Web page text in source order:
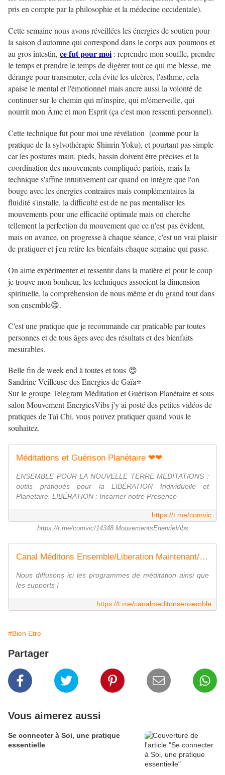
pris en compte par la philosophie et la médecine occidentale).
Cette semaine nous avons réveillées les énergies de soutien pour
la saison d'automne qui correspond dans le corps aux poumons et
au gros intestin, ce fut pour moi : reprendre mon souffle, prendre
le temps et prendre le temps de digérer tout ce qui me blesse, me
dérange pour transmuter, cela évite les ulcères, l'asthme, cela
apaise le mental et l'émotionnel mais ancre aussi la volonté de
continuer sur le chemin qui m'inspire, qui m'émerveille, qui
nourrit mon Âme et mon Esprit (ça c'est mon ressenti personnel).
Cette technique fut pour moi une révélation (comme pour la
pratique de la sylvothérapie Shinrin-Yoku), et pourtant pas simple
car les postures main, pieds, bassin doivent être précises et la
coordination des mouvements compliquée parfois, mais la
technique s'affine intuitivement car quand on intègre que l'on
bouge avec les énergies contraires mais complémentaires la
fluidité s'installe, la difficulté est de ne pas mentaliser les
mouvements pour une efficacité optimale mais on cherche
tellement la perfection du mouvement que ce n'est pas évident,
mais on avance, on progresse à chaque séance, c'est un vrai plaisir
de pratiquer et j'en retire les bienfaits chaque semaine qui passe.
On aime expérimenter et ressentir dans la matière et pour le coup
je trouve mon bonheur, les techniques associent la dimension
spirituelle, la compréhension de nous même et du grand tout dans
son ensemble😋.
C'est une pratique que je recommande car praticable par toutes
personnes et de tous âges avec des résultats et des bienfaits
mesurables.
Belle fin de week end à toutes et tous 😍
Sandrine Veilleuse des Energies de Gaïa⭐
Sur le groupe Telegram Méditation et Guérison Planétaire et sous
salon Mouvement EnergiesVibs j'y ai posté des petites vidéos de
pratiques de Taî Chi, vous pouvez pratiquer quand vous le
souhaitez.
Méditations et Guérison Planétaire ❤❤
ENSEMBLE POUR LA NOUVELLE TERRE MEDITATIONS :
outils pratiqués pour la LIBÉRATION Individuelle et
Planetaire. LIBÉRATION : Incarner notre Presence
https://t.me/comvic
https://t.me/comvic/14348 MouvementsEnervieVibs
Canal Méditons Ensemble/Liberation Maintenant/Guérison Planétaire
Nous diffusons ici les programmes de méditation ainsi que
les supports !
https://t.me/canalmeditonsensemble
#Bien Etre
Partager
Vous aimerez aussi
Se connecter à Soi, une pratique
essentielle